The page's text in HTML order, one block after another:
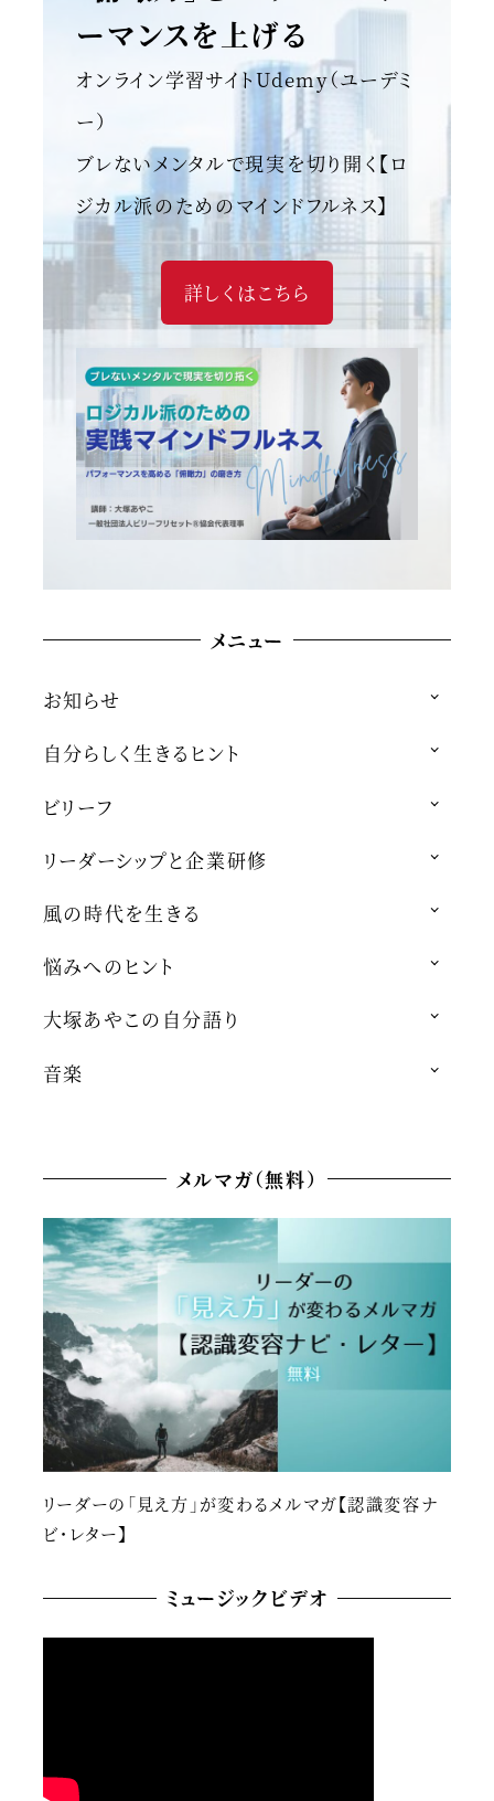
ーマンスを上げる
オンライン学習サイトUdemy（ユーデミ
ー）
ブレないメンタルで現実を切り開く【ロ
ジカル派のためのマインドフルネス】
詳しくはこちら
メニュー
お知らせ
自分らしく生きるヒント
ビリーフ
リーダーシップと企業研修
風の時代を生きる
悩みへのヒント
大塚あやこの自分語り
音楽
メルマガ（無料）
リーダーの「見え方」が変わるメルマガ【認識変容ナ
ビ・レター】
ミュージックビデオ